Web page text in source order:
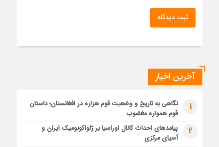
ثبت دیدگاه
آخرین اخبار
1
نگاهی به تاریخ و وضعیت قوم هزاره در افغانستان؛ داستان
قوم همواره مغضوب
2
پیامدهای احداث کانال اوراسیا بر ژئواکونومیک ایران و
آسیای مرکزی